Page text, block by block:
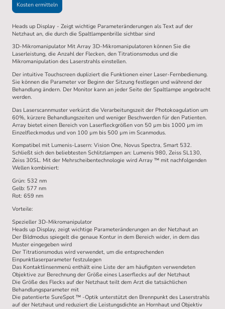
Kosten ermitteln
Heads up Display - Zeigt wichtige Parameteränderungen als Text auf der
Netzhaut an, die durch die Spaltlampenbrille sichtbar sind
3D-Mikromanipulator Mit Array 3D-Mikromanipulatoren können Sie die
Laserleistung, die Anzahl der Flecken, den Titrationsmodus und die
Mikromanipulation des Laserstrahls einstellen.
Der intuitive Touchscreen dupliziert die Funktionen einer Laser-Fernbedienung.
Sie können die Parameter vor Beginn der Sitzung festlegen und während der
Behandlung ändern. Der Monitor kann an jeder Seite der Spaltlampe angebracht
werden.
Das Laserscannmuster verkürzt die Verarbeitungszeit der Photokoagulation um
60%, kürzere Behandlungszeiten und weniger Beschwerden für den Patienten.
Array bietet einen Bereich von Laserfleckgrößen von 50 µm bis 1000 µm im
Einzelfleckmodus und von 100 µm bis 500 µm im Scanmodus.
Kompatibel mit Lumenis-Lasern: Vision One, Novus Spectra, Smart 532.
Schließt sich den beliebtesten Schlitzlampen an: Lumenis 980, Zeiss SL130,
Zeiss 30SL. Mit der Mehrscheibentechnologie wird Array ™ mit nachfolgenden
Wellen kombiniert:
Grün: 532 nm
Gelb: 577 nm
Rot: 659 nm
Vorteile:
Spezieller 3D-Mikromanipulator
Heads up Display, zeigt wichtige Parameteränderungen an der Netzhaut an
Der Bildmodus spiegelt die genaue Kontur in dem Bereich wider, in dem das
Muster eingegeben wird
Der Titrationsmodus wird verwendet, um die entsprechenden
Einpunktlaserparameter festzulegen
Das Kontaktlinsenmenü enthält eine Liste der am häufigsten verwendeten
Objektive zur Berechnung der Größe eines Laserflecks auf der Netzhaut
Die Größe des Flecks auf der Netzhaut teilt dem Arzt die tatsächlichen
Behandlungsparameter mit
Die patentierte SureSpot ™ -Optik unterstützt den Brennpunkt des Laserstrahls
auf der Netzhaut und reduziert die Leistungsdichte an Hornhaut und Objektiv